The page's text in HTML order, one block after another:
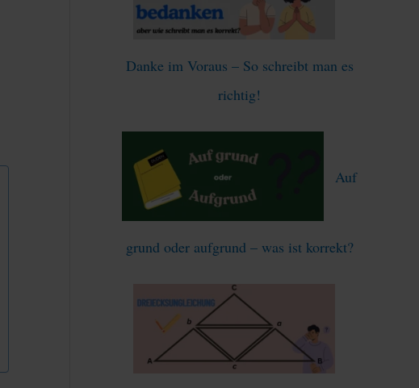
Danke im Voraus – So schreibt man es
richtig!
Auf
grund oder aufgrund – was ist korrekt?